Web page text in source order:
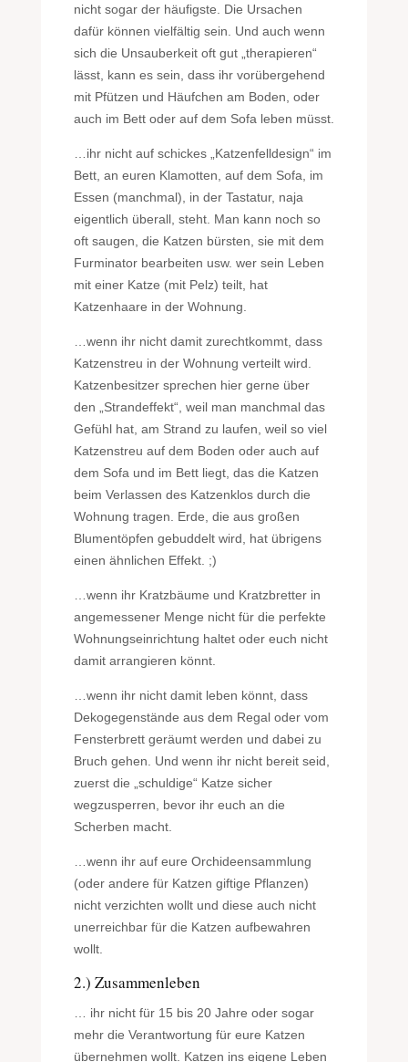
nicht sogar der häufigste. Die Ursachen
dafür können vielfältig sein. Und auch wenn
sich die Unsauberkeit oft gut „therapieren“
lässt, kann es sein, dass ihr vorübergehend
mit Pfützen und Häufchen am Boden, oder
auch im Bett oder auf dem Sofa leben müsst.
…ihr nicht auf schickes „Katzenfelldesign“ im
Bett, an euren Klamotten, auf dem Sofa, im
Essen (manchmal), in der Tastatur, naja
eigentlich überall, steht. Man kann noch so
oft saugen, die Katzen bürsten, sie mit dem
Furminator bearbeiten usw. wer sein Leben
mit einer Katze (mit Pelz) teilt, hat
Katzenhaare in der Wohnung.
…wenn ihr nicht damit zurechtkommt, dass
Katzenstreu in der Wohnung verteilt wird.
Katzenbesitzer sprechen hier gerne über
den „Strandeffekt“, weil man manchmal das
Gefühl hat, am Strand zu laufen, weil so viel
Katzenstreu auf dem Boden oder auch auf
dem Sofa und im Bett liegt, das die Katzen
beim Verlassen des Katzenklos durch die
Wohnung tragen. Erde, die aus großen
Blumentöpfen gebuddelt wird, hat übrigens
einen ähnlichen Effekt. ;)
…wenn ihr Kratzbäume und Kratzbretter in
angemessener Menge nicht für die perfekte
Wohnungseinrichtung haltet oder euch nicht
damit arrangieren könnt.
…wenn ihr nicht damit leben könnt, dass
Dekogegenstände aus dem Regal oder vom
Fensterbrett geräumt werden und dabei zu
Bruch gehen. Und wenn ihr nicht bereit seid,
zuerst die „schuldige“ Katze sicher
wegzusperren, bevor ihr euch an die
Scherben macht.
…wenn ihr auf eure Orchideensammlung
(oder andere für Katzen giftige Pflanzen)
nicht verzichten wollt und diese auch nicht
unerreichbar für die Katzen aufbewahren
wollt.
2.) Zusammenleben
… ihr nicht für 15 bis 20 Jahre oder sogar
mehr die Verantwortung für eure Katzen
übernehmen wollt. Katzen ins eigene Leben